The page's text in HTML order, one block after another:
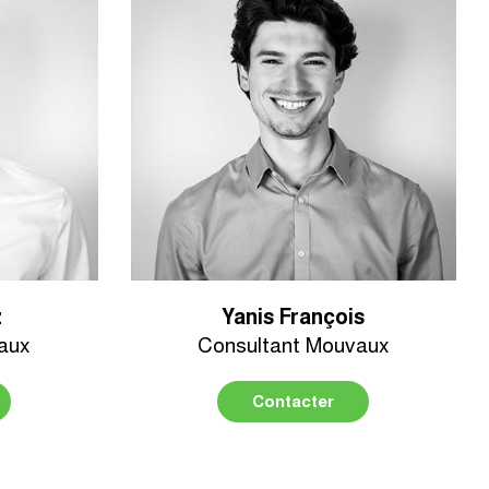
Yanis François
Consultant Mouvaux
Contacter